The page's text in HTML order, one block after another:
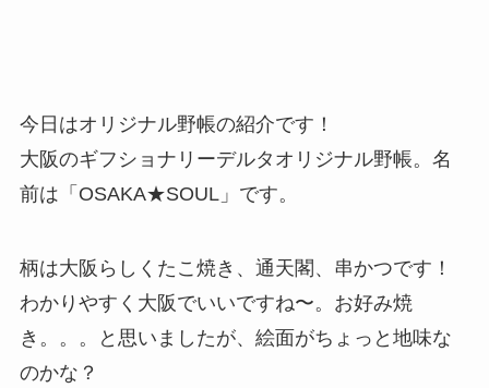
今日はオリジナル野帳の紹介です！
大阪のギフショナリーデルタオリジナル野帳。名
前は「OSAKA★SOUL」です。
柄は大阪らしくたこ焼き、通天閣、串かつです！
わかりやすく大阪でいいですね〜。お好み焼
き。。。と思いましたが、絵面がちょっと地味な
のかな？